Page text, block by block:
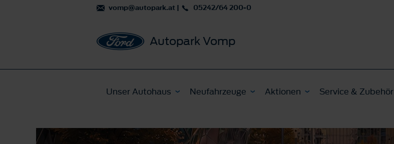
vomp@autopark.at | 05242/64 200-0
Autopark Vomp
Unser Autohaus Neufahrzeuge Aktionen Service & Zubehör